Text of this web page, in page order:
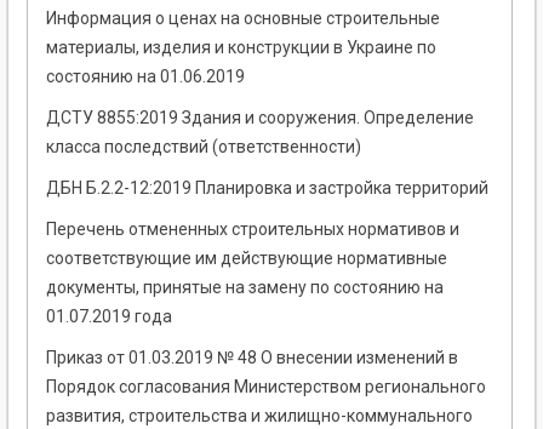
Информация о ценах на основные строительные
материалы, изделия и конструкции в Украине по
состоянию на 01.06.2019
ДСТУ 8855:2019 Здания и сооружения. Определение
класса последствий (ответственности)
ДБН Б.2.2-12:2019 Планировка и застройка территорий
Перечень отмененных строительных нормативов и
соответствующие им действующие нормативные
документы, принятые на замену по состоянию на
01.07.2019 года
Приказ от 01.03.2019 № 48 О внесении изменений в
Порядок согласования Министерством регионального
развития, строительства и жилищно-коммунального